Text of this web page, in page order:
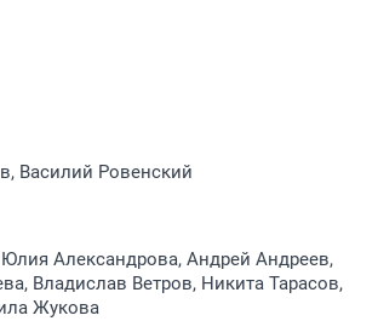
Василий Ровенский
Юлия Александрова, Андрей Андреев,
Владислав Ветров, Никита Тарасов,
Жукова